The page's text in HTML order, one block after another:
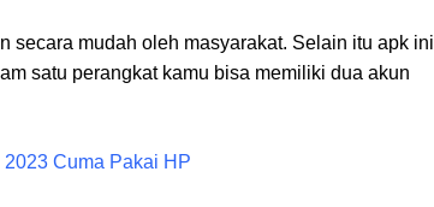
mudah oleh masyarakat. Selain itu apk ini
satu perangkat kamu bisa memiliki dua akun
Cuma Pakai HP